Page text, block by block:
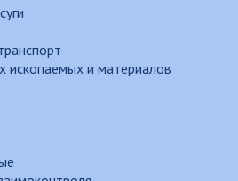
ископаемых и материалов